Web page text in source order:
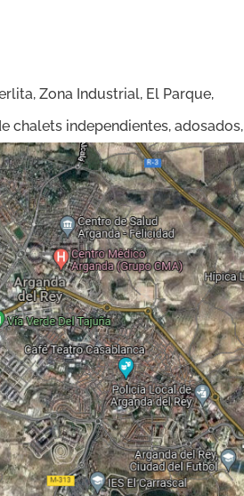
Zona Industrial, El Parque,
chalets independientes, adosados,